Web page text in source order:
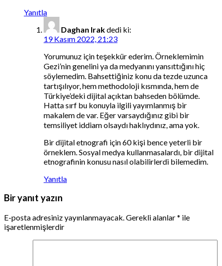
Yanıtla
Daghan Irakdedi ki:
19 Kasım 2022, 21:23
Yorumunuz için teşekkür ederim. Örneklemimin
Gezi’nin genelini ya da medyanını yansıttığını hiç
söylemedim. Bahsettiğiniz konu da tezde uzunca
tartışılıyor, hem methodoloji kısmında, hem de
Türkiye’deki dijital açıktan bahseden bölümde.
Hatta sırf bu konuyla ilgili yayımlanmış bir
makalem de var. Eğer varsaydığınız gibi bir
temsiliyet iddiam olsaydı haklıydınız, ama yok.
Bir dijital etnografi için 60 kişi bence yeterli bir
örneklem. Sosyal medya kullanmasalardı, bir dijital
etnografinin konusu nasıl olabilirlerdi bilemedim.
Yanıtla
Bir yanıt yazın
E-posta adresiniz yayınlanmayacak.Gerekli alanlar* ile
işaretlenmişlerdir